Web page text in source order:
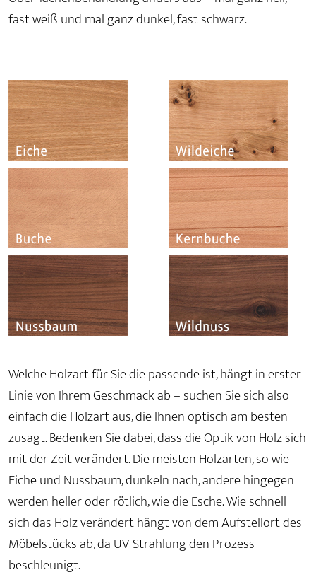
fast weiß und mal ganz dunkel, fast schwarz.
Welche Holzart für Sie die passende ist, hängt in erster
Linie von Ihrem Geschmack ab – suchen Sie sich also
einfach die Holzart aus, die Ihnen optisch am besten
zusagt. Bedenken Sie dabei, dass die Optik von Holz sich
mit der Zeit verändert. Die meisten Holzarten, so wie
Eiche und Nussbaum, dunkeln nach, andere hingegen
werden heller oder rötlich, wie die Esche. Wie schnell
sich das Holz verändert hängt von dem Aufstellort des
Möbelstücks ab, da UV-Strahlung den Prozess
beschleunigt.